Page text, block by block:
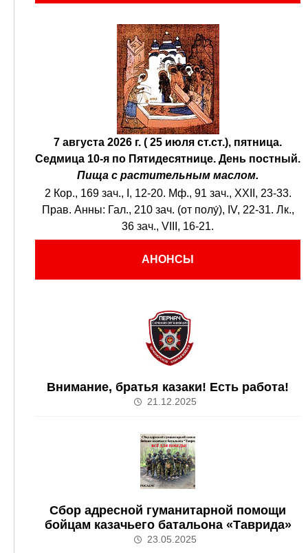
7 августа 2026 г. ( 25 июля ст.ст.), пятница.
Седмица 10-я по Пятидесятнице. День постный.
Пища с растительным маслом.
2 Кор., 169 зач., I, 12-20. Мф., 91 зач., XXII, 23-33.
Прав. Анны: Гал., 210 зач. (от полу́), IV, 22-31. Лк.,
36 зач., VIII, 16-21.
АНОНСЫ
Внимание, братья казаки! Есть работа!
21.12.2025
Сбор адресной гуманитарной помощи
бойцам казачьего батальона «Таврида»
23.05.2025